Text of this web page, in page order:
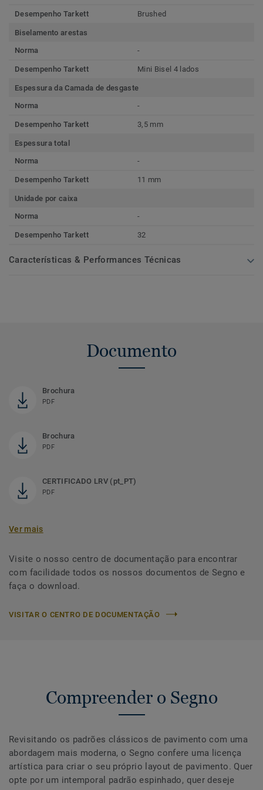
Desempenho Tarkett Brushed
Biselamento arestas
Norma
-
Desempenho Tarkett Mini Bisel 4 lados
Espessura da Camada de desgaste
Norma
-
Desempenho Tarkett 3,5 mm
Espessura total
Norma
-
Desempenho Tarkett 11 mm
Unidade por caixa
Norma
-
Desempenho Tarkett 32
Características & Performances Técnicas
Documento
Brochura
PDF
Brochura
PDF
CERTIFICADO LRV (pt_PT)
PDF
Ver mais
Visite o nosso centro de documentação para encontrar
com facilidade todos os nossos documentos de Segno e
faça o download.
VISITAR O CENTRO DE DOCUMENTAÇÃO
Compreender o Segno
Revisitando os padrões clássicos de pavimento com uma
abordagem mais moderna, o Segno confere uma licença
artística para criar o seu próprio layout de pavimento. Quer
opte por um intemporal padrão espinhado, quer deseje